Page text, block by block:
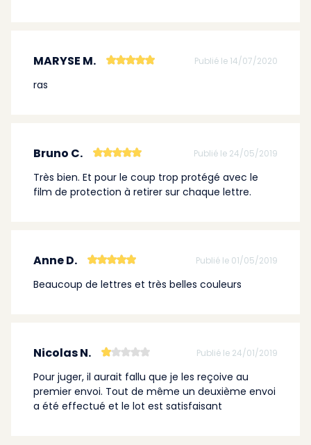
MARYSE M. Publié le 14/07/2020
ras
Bruno C. Publié le 24/05/2019
Très bien. Et pour le coup trop protégé avec le
film de protection à retirer sur chaque lettre.
Anne D. Publié le 01/05/2019
Beaucoup de lettres et très belles couleurs
Nicolas N. Publié le 24/01/2019
Pour juger, il aurait fallu que je les reçoive au
premier envoi. Tout de même un deuxième envoi
a été effectué et le lot est satisfaisant